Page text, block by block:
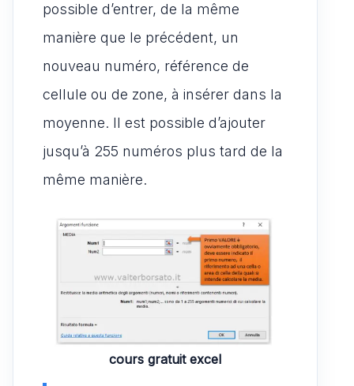
possible d’entrer, de la même
manière que le précédent, un
nouveau numéro, référence de
cellule ou de zone, à insérer dans la
moyenne. Il est possible d’ajouter
jusqu’à 255 numéros plus tard de la
même manière.
cours gratuit excel